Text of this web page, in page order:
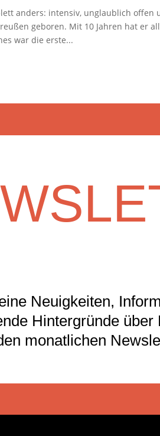
anders: intensiv, unglaublich
geboren. Mit 10 Jahren hat er
war die erste...
Neuigkeiten,
Hintergründe
monatlichen